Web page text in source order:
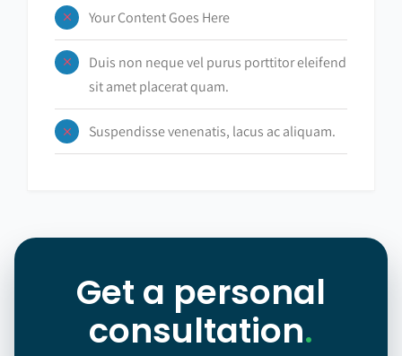
Your Content Goes Here
Duis non neque vel purus porttitor eleifend
sit amet placerat quam.
Suspendisse venenatis, lacus ac aliquam.
Get a personal
consultation.